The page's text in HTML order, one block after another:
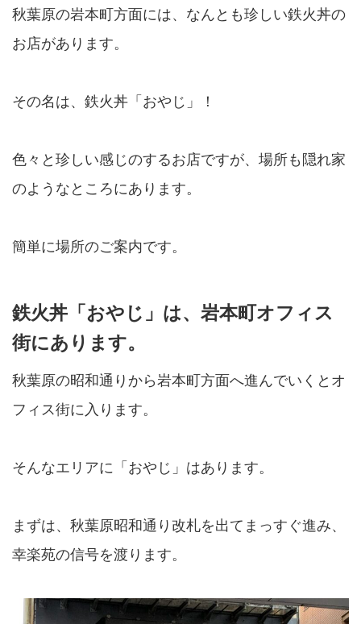
秋葉原の岩本町方面には、なんとも珍しい鉄火丼の
お店があります。
その名は、鉄火丼「おやじ」！
色々と珍しい感じのするお店ですが、場所も隠れ家
のようなところにあります。
簡単に場所のご案内です。
鉄火丼「おやじ」は、岩本町オフィス
街にあります。
秋葉原の昭和通りから岩本町方面へ進んでいくとオ
フィス街に入ります。
そんなエリアに「おやじ」はあります。
まずは、秋葉原昭和通り改札を出てまっすぐ進み、
幸楽苑の信号を渡ります。